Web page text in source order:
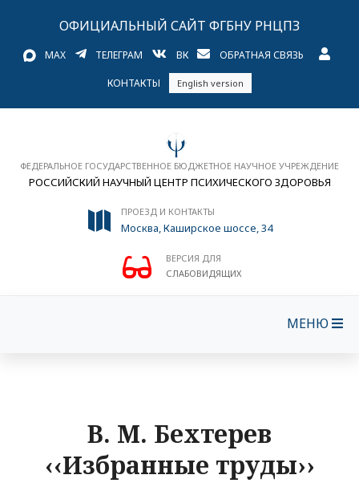
ОФИЦИАЛЬНЫЙ САЙТ ФГБНУ РНЦПЗ
MAX ТЕЛЕГРАМ ВК ОБРАТНАЯ СВЯЗЬ
КОНТАКТЫ English version
ФЕДЕРАЛЬНОЕ ГОСУДАРСТВЕННОЕ БЮДЖЕТНОЕ НАУЧНОЕ УЧРЕЖДЕНИЕ
РОССИЙСКИЙ НАУЧНЫЙ ЦЕНТР ПСИХИЧЕСКОГО ЗДОРОВЬЯ
ПРОЕЗД И КОНТАКТЫ
Москва, Каширское шоссе, 34
ВЕРСИЯ ДЛЯ
СЛАБОВИДЯЩИХ
МЕНЮ
В. М. Бехтерев
‹‹Избранные труды››